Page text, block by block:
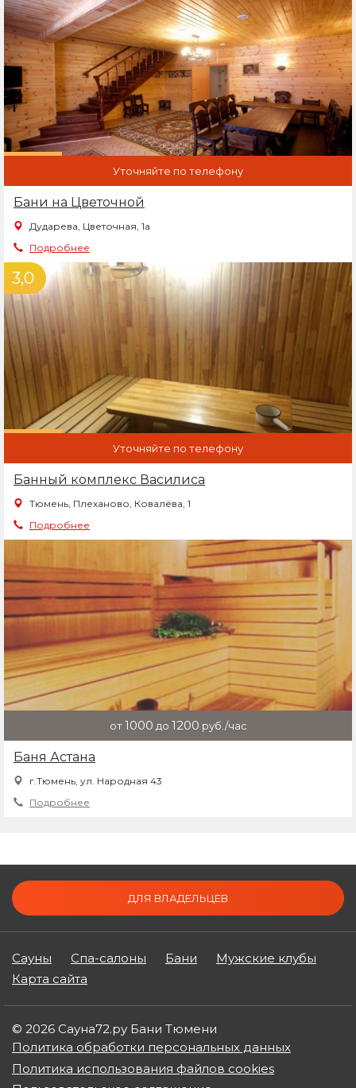
Уточняйте по телефону
Бани на Цветочной
Дударева, Цветочная, 1а
Подробнее
3,0
Уточняйте по телефону
Банный комплекс Василиса
Тюмень, Плеханово, Ковалёва, 1
Подробнее
от1000 до 1200 руб./час
Баня Астана
г.Тюмень, ул. Народная 43
Подробнее
ДЛЯ ВЛАДЕЛЬЦЕВ
Сауны Спа-салоны Бани
Мужские клубы
Карта сайта
© 2026 Сауна72.ру Бани Тюмени
Политика обработки персональных данных
Политика использования файлов cookies